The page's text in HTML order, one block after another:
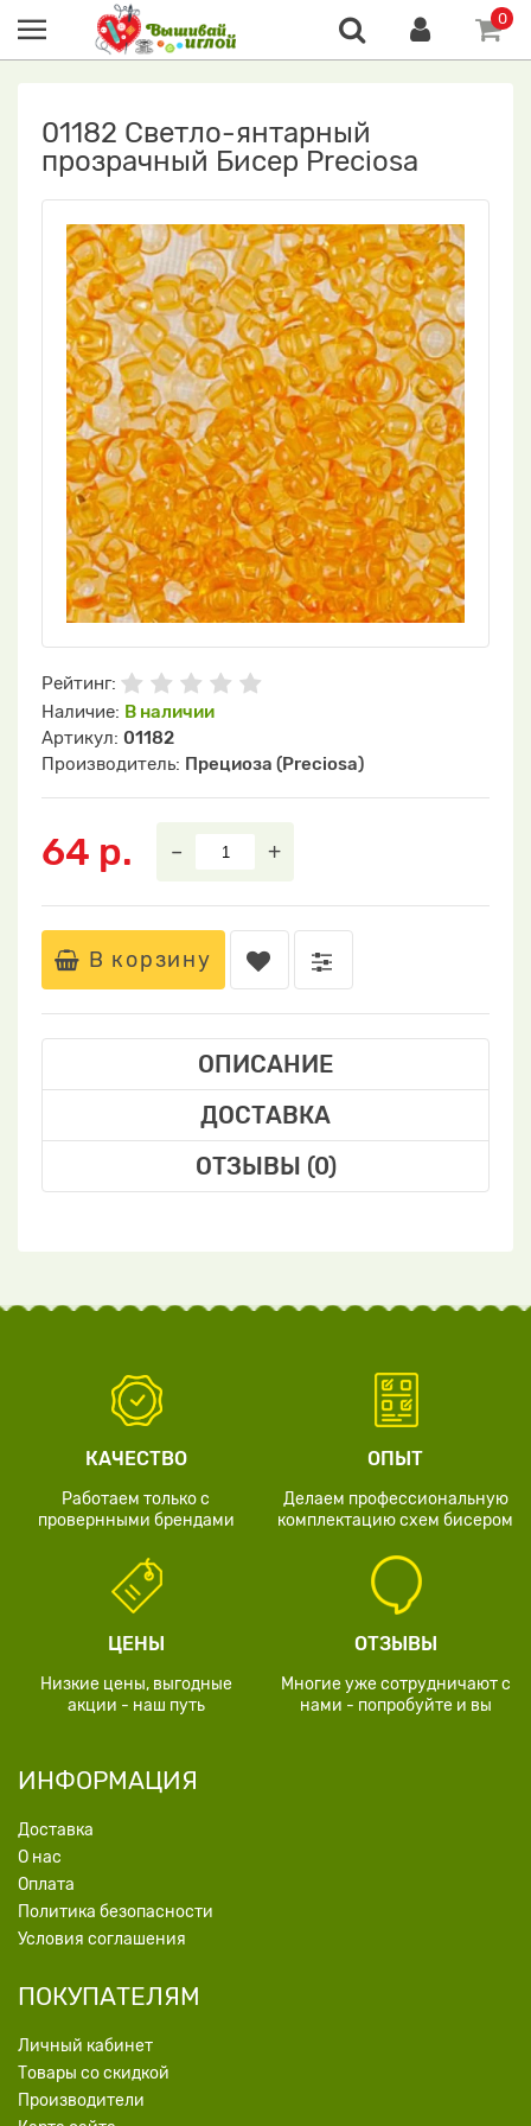
0
01182 Светло-янтарный
прозрачный Бисер Preciosa
Рейтинг:
Наличие: В наличии
Артикул: 01182
Производитель: Прециоза (Preciosa)
64 р. – +
В корзину
ОПИСАНИЕ
ДОСТАВКА
ОТЗЫВЫ (0)
КАЧЕСТВО
Работаем только с
провернными брендами
ОПЫТ
Делаем профессиональную
комплектацию схем бисером
ЦЕНЫ
Низкие цены, выгодные
акции - наш путь
ОТЗЫВЫ
Многие уже сотрудничают с
нами - попробуйте и вы
ИНФОРМАЦИЯ
Доставка
О нас
Оплата
Политика безопасности
Условия соглашения
ПОКУПАТЕЛЯМ
Личный кабинет
Товары со скидкой
Производители